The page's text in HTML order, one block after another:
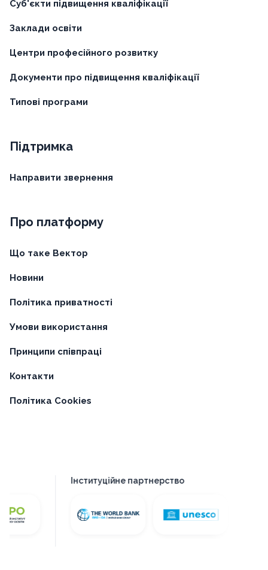
Суб'єкти підвищення кваліфікації
Заклади освіти
Центри професійного розвитку
Документи про підвищення кваліфікації
Типові програми
Підтримка
Направити звернення
Про платформу
Що таке Вектор
Новини
Політика приватності
Умови використання
Принципи співпраці
Контакти
Політика Cookies
Інституційне партнерство